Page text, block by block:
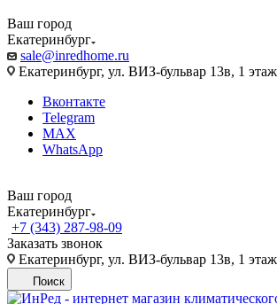
Ваш город
Екатеринбург
sale@inredhome.ru
Екатеринбург, ул. ВИЗ-бульвар 13в, 1
Вконтакте
Telegram
MAX
WhatsApp
Ваш город
Екатеринбург
+7 (343) 287-98-09
Заказать звонок
Екатеринбург, ул. ВИЗ-бульвар 13в, 1
Поиск